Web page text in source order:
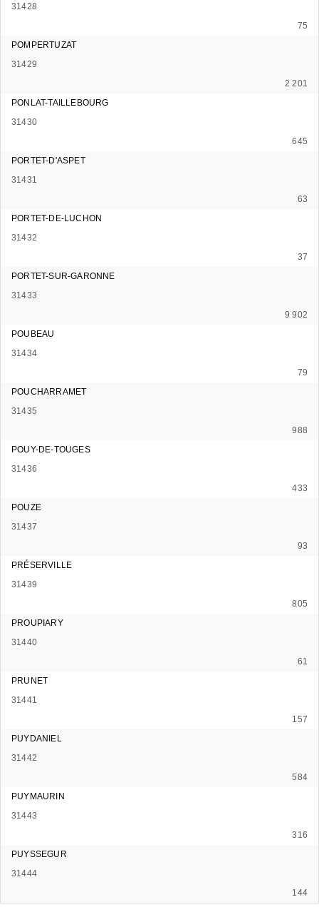
31428
75
POMPERTUZAT
31429
2 201
PONLAT-TAILLEBOURG
31430
645
PORTET-D'ASPET
31431
63
PORTET-DE-LUCHON
31432
37
PORTET-SUR-GARONNE
31433
9 902
POUBEAU
31434
79
POUCHARRAMET
31435
988
POUY-DE-TOUGES
31436
433
POUZE
31437
93
PRÉSERVILLE
31439
805
PROUPIARY
31440
61
PRUNET
31441
157
PUYDANIEL
31442
584
PUYMAURIN
31443
316
PUYSSEGUR
31444
144